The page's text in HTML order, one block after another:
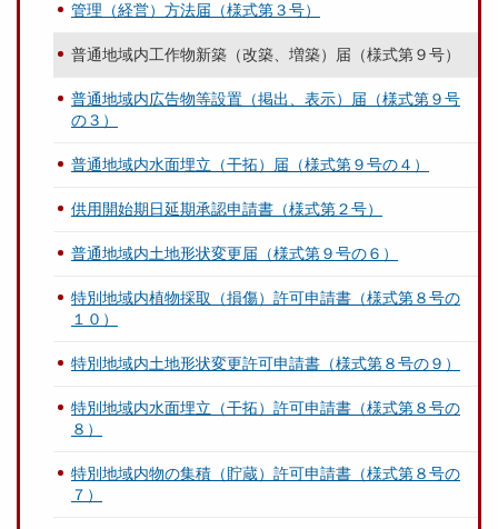
管理（経営）方法届（様式第３号）
普通地域内工作物新築（改築、増築）届（様式第９号）
普通地域内広告物等設置（掲出、表示）届（様式第９号
の３）
普通地域内水面埋立（干拓）届（様式第９号の４）
供用開始期日延期承認申請書（様式第２号）
普通地域内土地形状変更届（様式第９号の６）
特別地域内植物採取（損傷）許可申請書（様式第８号の
１０）
特別地域内土地形状変更許可申請書（様式第８号の９）
特別地域内水面埋立（干拓）許可申請書（様式第８号の
８）
特別地域内物の集積（貯蔵）許可申請書（様式第８号の
７）